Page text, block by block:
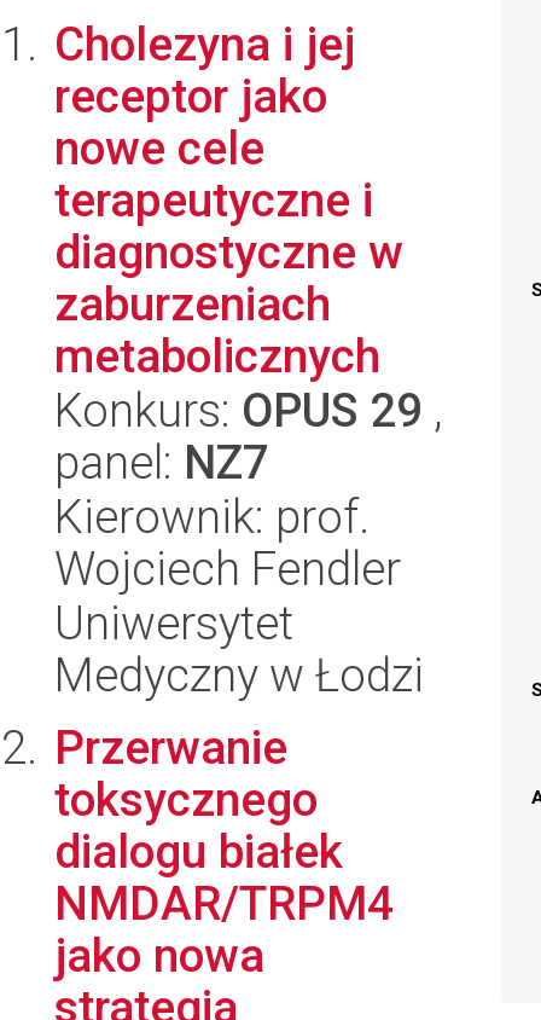
Cholezyna i jej
receptor jako
nowe cele
terapeutyczne i
diagnostyczne w
zaburzeniach
metabolicznych
Konkurs: OPUS 29 ,
panel: NZ7
Kierownik: prof.
Wojciech Fendler
Uniwersytet
Medyczny w Łodzi
Przerwanie
toksycznego
dialogu białek
NMDAR/TRPM4
jako nowa
strategia